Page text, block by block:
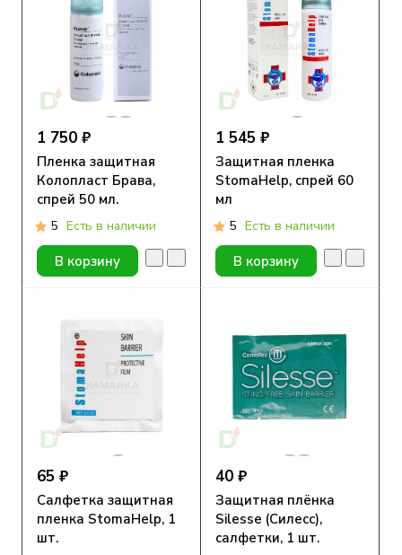
1 750 ₽
Пленка защитная
Колопласт Брава,
спрей 50 мл.
5 Есть в наличии
В корзину
1 545 ₽
Защитная пленка
StomaHelp, спрей 60
мл
5 Есть в наличии
В корзину
65 ₽
Салфетка защитная
пленка StomaHelp, 1
шт.
40 ₽
Защитная плёнка
Silesse (Силесс),
салфетки, 1 шт.